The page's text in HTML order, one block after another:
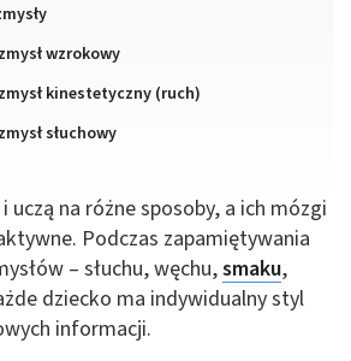
wzrokowy
kinestetyczny (ruch)
słuchowy
uczą na różne sposoby, a ich mózgi
Podczas zapamiętywania
– słuchu, węchu,smaku,
dziecko ma indywidualny styl
informacji.